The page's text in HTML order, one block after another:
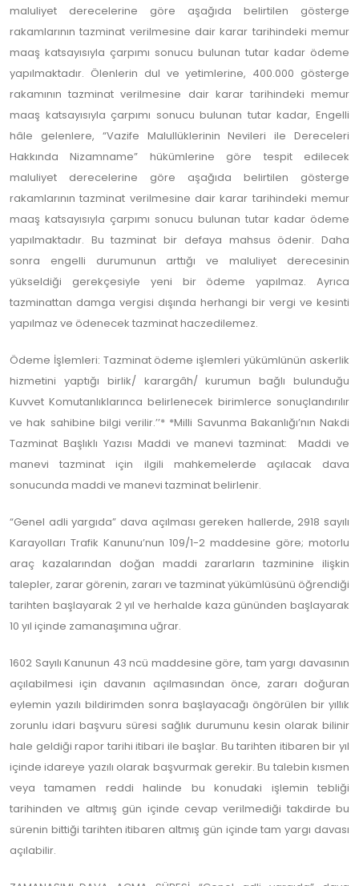
maluliyet derecelerine göre aşağıda belirtilen gösterge
rakamlarının tazminat verilmesine dair karar tarihindeki memur
maaş katsayısıyla çarpımı sonucu bulunan tutar kadar ödeme
yapılmaktadır. Ölenlerin dul ve yetimlerine, 400.000 gösterge
rakamının tazminat verilmesine dair karar tarihindeki memur
maaş katsayısıyla çarpımı sonucu bulunan tutar kadar, Engelli
hâle gelenlere, “Vazife Malullüklerinin Nevileri ile Dereceleri
Hakkında Nizamname” hükümlerine göre tespit edilecek
maluliyet derecelerine göre aşağıda belirtilen gösterge
rakamlarının tazminat verilmesine dair karar tarihindeki memur
maaş katsayısıyla çarpımı sonucu bulunan tutar kadar ödeme
yapılmaktadır. Bu tazminat bir defaya mahsus ödenir. Daha
sonra engelli durumunun arttığı ve maluliyet derecesinin
yükseldiği gerekçesiyle yeni bir ödeme yapılmaz. Ayrıca
tazminattan damga vergisi dışında herhangi bir vergi ve kesinti
yapılmaz ve ödenecek tazminat haczedilemez.
Ödeme İşlemleri: Tazminat ödeme işlemleri yükümlünün askerlik
hizmetini yaptığı birlik/ karargâh/ kurumun bağlı bulunduğu
Kuvvet Komutanlıklarınca belirlenecek birimlerce sonuçlandırılır
ve hak sahibine bilgi verilir.’’* *Milli Savunma Bakanlığı’nın Nakdi
Tazminat Başlıklı Yazısı Maddi ve manevi tazminat: Maddi ve
manevi tazminat için ilgili mahkemelerde açılacak dava
sonucunda maddi ve manevi tazminat belirlenir.
“Genel adli yargıda” dava açılması gereken hallerde, 2918 sayılı
Karayolları Trafik Kanunu’nun 109/1-2 maddesine göre; motorlu
araç kazalarından doğan maddi zararların tazminine ilişkin
talepler, zarar görenin, zararı ve tazminat yükümlüsünü öğrendiği
tarihten başlayarak 2 yıl ve herhalde kaza gününden başlayarak
10 yıl içinde zamanaşımına uğrar.
1602 Sayılı Kanunun 43 ncü maddesine göre, tam yargı davasının
açılabilmesi için davanın açılmasından önce, zararı doğuran
eylemin yazılı bildirimden sonra başlayacağı öngörülen bir yıllık
zorunlu idari başvuru süresi sağlık durumunu kesin olarak bilinir
hale geldiği rapor tarihi itibari ile başlar. Bu tarihten itibaren bir yıl
içinde idareye yazılı olarak başvurmak gerekir. Bu talebin kısmen
veya tamamen reddi halinde bu konudaki işlemin tebliği
tarihinden ve altmış gün içinde cevap verilmediği takdirde bu
sürenin bittiği tarihten itibaren altmış gün içinde tam yargı davası
açılabilir.